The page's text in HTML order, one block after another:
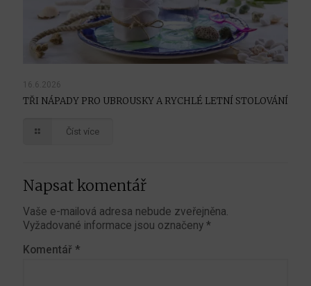
16.6.2026
TŘI NÁPADY PRO UBROUSKY A RYCHLÉ LETNÍ STOLOVÁNÍ
Číst více
Napsat komentář
Vaše e-mailová adresa nebude zveřejněna.
Vyžadované informace jsou označeny *
Komentář *